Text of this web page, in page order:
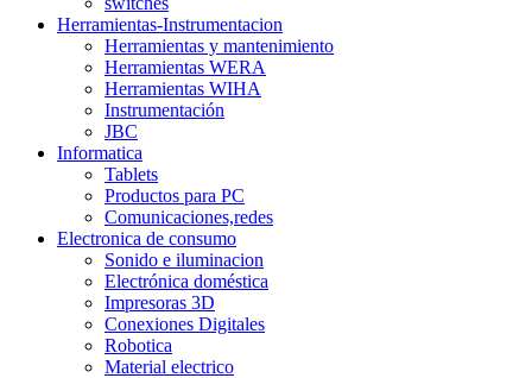
Herramientas-Instrumentacion
Herramientas y mantenimiento
Herramientas WERA
Herramientas WIHA
Instrumentación
JBC
Informatica
Tablets
Productos para PC
Comunicaciones,redes
Electronica de consumo
Sonido e iluminacion
Electrónica doméstica
Impresoras 3D
Conexiones Digitales
Robotica
Material electrico